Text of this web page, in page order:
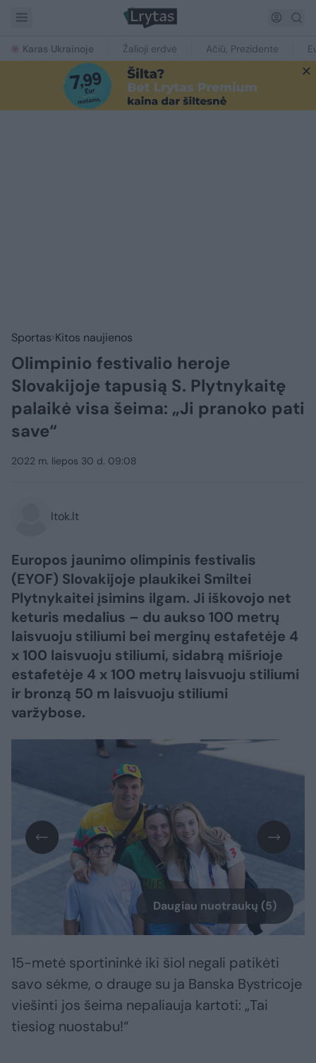
Karas Ukrainoje Žalioji erdvė Ačiū, Prezidente
Sportas Kitos naujienos
Olimpinio festivalio heroje
Slovakijoje tapusią S. Plytnykaitę
palaikė visa šeima: „Ji pranoko pati
save“
2022 m. liepos 30 d. 09:08
ltok.lt
Europos jaunimo olimpinis festivalis
(EYOF) Slovakijoje plaukikei Smiltei
Plytnykaitei įsimins ilgam. Ji iškovojo net
keturis medalius – du aukso 100 metrų
laisvuoju stiliumi bei merginų estafetėje 4
x 100 laisvuoju stiliumi, sidabrą mišrioje
estafetėje 4 x 100 metrų laisvuoju stiliumi
ir bronzą 50 m laisvuoju stiliumi
varžybose.
Daugiau nuotraukų (5)
15-metė sportininkė iki šiol negali patikėti
savo sėkme, o drauge su ja Banska Bystricoje
viešinti jos šeima nepaliauja kartoti: „Tai
tiesiog nuostabu!“